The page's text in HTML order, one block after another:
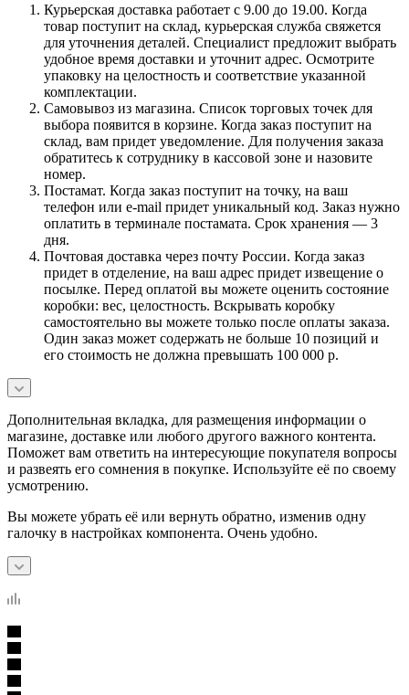
Курьерская доставка работает с 9.00 до 19.00. Когда
товар поступит на склад, курьерская служба свяжется
для уточнения деталей. Специалист предложит выбрать
удобное время доставки и уточнит адрес. Осмотрите
упаковку на целостность и соответствие указанной
комплектации.
Самовывоз из магазина. Список торговых точек для
выбора появится в корзине. Когда заказ поступит на
склад, вам придет уведомление. Для получения заказа
обратитесь к сотруднику в кассовой зоне и назовите
номер.
Постамат. Когда заказ поступит на точку, на ваш
телефон или e-mail придет уникальный код. Заказ нужно
оплатить в терминале постамата. Срок хранения — 3
дня.
Почтовая доставка через почту России. Когда заказ
придет в отделение, на ваш адрес придет извещение о
посылке. Перед оплатой вы можете оценить состояние
коробки: вес, целостность. Вскрывать коробку
самостоятельно вы можете только после оплаты заказа.
Один заказ может содержать не больше 10 позиций и
его стоимость не должна превышать 100 000 р.
Дополнительная вкладка, для размещения информации о
магазине, доставке или любого другого важного контента.
Поможет вам ответить на интересующие покупателя вопросы
и развеять его сомнения в покупке. Используйте её по своему
усмотрению.
Вы можете убрать её или вернуть обратно, изменив одну
галочку в настройках компонента. Очень удобно.